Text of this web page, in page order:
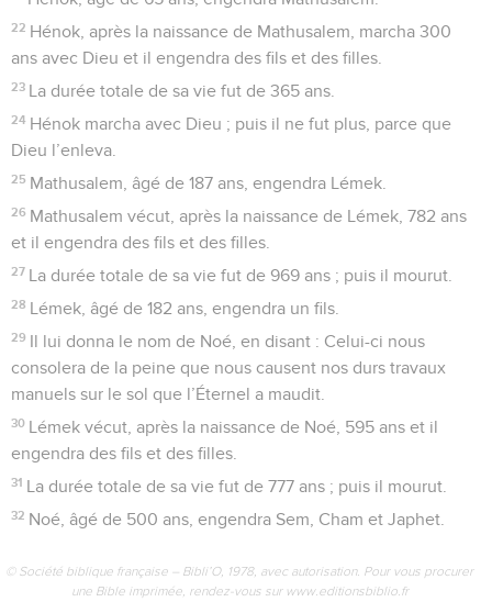
22 Hénok, après la naissance de Mathusalem, marcha 300
ans avec Dieu et il engendra des fils et des filles.
23 La durée totale de sa vie fut de 365 ans.
24 Hénok marcha avec Dieu ; puis il ne fut plus, parce que
Dieu l’enleva.
25 Mathusalem, âgé de 187 ans, engendra Lémek.
26 Mathusalem vécut, après la naissance de Lémek, 782 ans
et il engendra des fils et des filles.
27 La durée totale de sa vie fut de 969 ans ; puis il mourut.
28 Lémek, âgé de 182 ans, engendra un fils.
29 Il lui donna le nom de Noé, en disant : Celui-ci nous
consolera de la peine que nous causent nos durs travaux
manuels sur le sol que l’Éternel a maudit.
30 Lémek vécut, après la naissance de Noé, 595 ans et il
engendra des fils et des filles.
31 La durée totale de sa vie fut de 777 ans ; puis il mourut.
32 Noé, âgé de 500 ans, engendra Sem, Cham et Japhet.
© Société biblique française – Bibli’O, 1978, avec autorisation. Pour vous procurer
une Bible imprimée, rendez-vous sur www.editionsbiblio.fr